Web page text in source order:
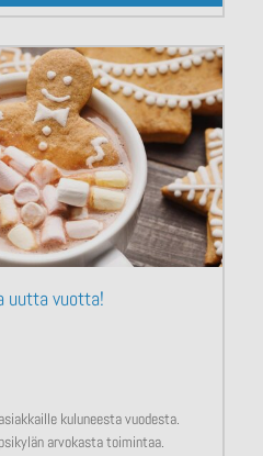
uutta vuotta!
kuluneesta vuodesta.
arvokasta toimintaa.